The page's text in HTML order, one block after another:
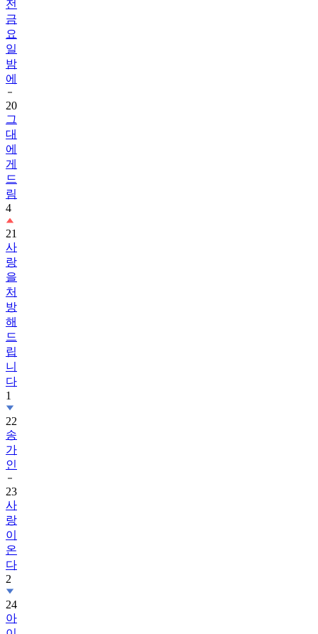
요
일
밤
에
20
그
대
에
게
드
림
4
21
사
랑
을
처
방
해
드
립
니
다
1
22
송
가
인
23
사
랑
이
온
다
2
24
아
이
유